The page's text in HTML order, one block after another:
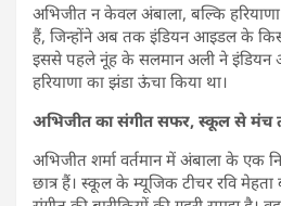
अभिजीत न केवल अंबाला, बल्कि
हैं, जिन्होंने अब तक इंडियन आइडल के
इससे पहले नूंह के सलमान अली ने
हरियाणा का झंडा ऊंचा किया था।
अभिजीत का संगीत सफर, स्कूल से मंच
अभिजीत शर्मा वर्तमान में अंबाला के एक
छात्र हैं। स्कूल के म्यूजिक टीचर रवि